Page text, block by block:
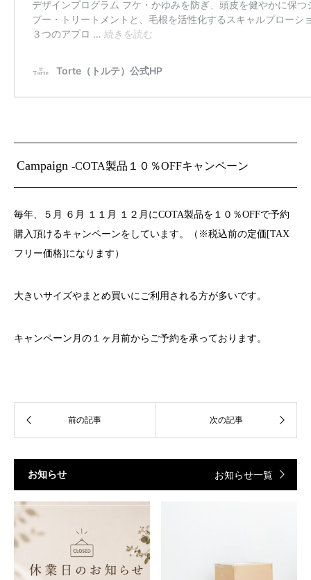
Campaign -COTA製品１０％OFFキャンペーン
毎年、５月 ６月 １１月 １２月にCOTA製品を１０％OFFで予約
購入頂けるキャンペーンをしています。（※税込前の定価[TAX
フリー価格]になります）
大きいサイズやまとめ買いにご利用される方が多いです。
キャンペーン月の１ヶ月前からご予約を承っております。
お知らせ お知らせ一覧